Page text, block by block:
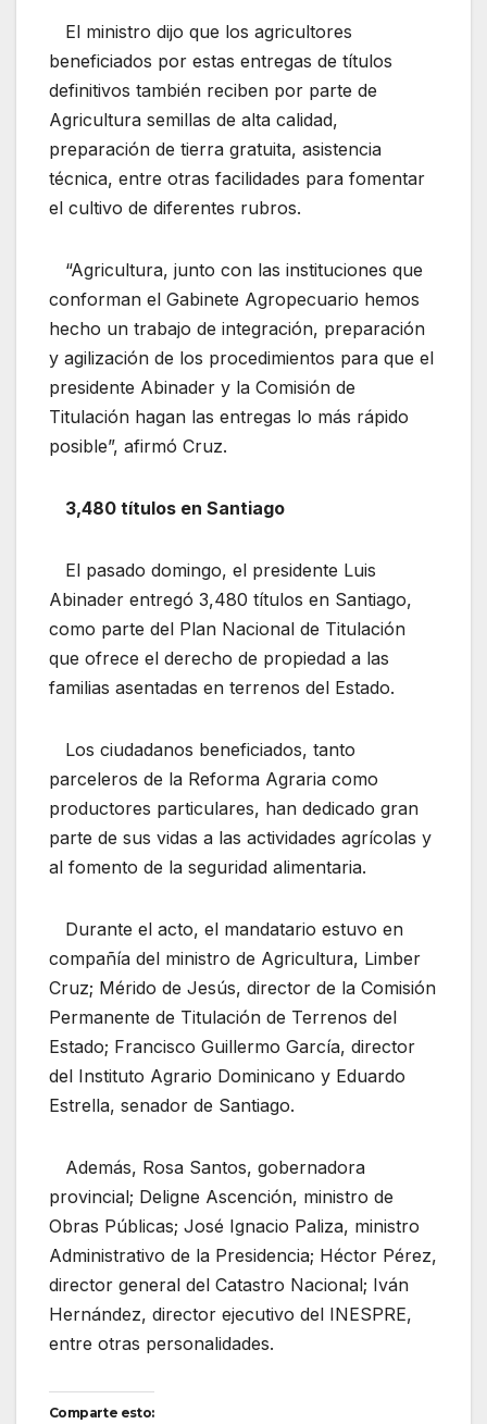
El ministro dijo que los agricultores
beneficiados por estas entregas de títulos
definitivos también reciben por parte de
Agricultura semillas de alta calidad,
preparación de tierra gratuita, asistencia
técnica, entre otras facilidades para fomentar
el cultivo de diferentes rubros.
“Agricultura, junto con las instituciones que
conforman el Gabinete Agropecuario hemos
hecho un trabajo de integración, preparación
y agilización de los procedimientos para que el
presidente Abinader y la Comisión de
Titulación hagan las entregas lo más rápido
posible”, afirmó Cruz.
3,480 títulos en Santiago
El pasado domingo, el presidente Luis
Abinader entregó 3,480 títulos en Santiago,
como parte del Plan Nacional de Titulación
que ofrece el derecho de propiedad a las
familias asentadas en terrenos del Estado.
Los ciudadanos beneficiados, tanto
parceleros de la Reforma Agraria como
productores particulares, han dedicado gran
parte de sus vidas a las actividades agrícolas y
al fomento de la seguridad alimentaria.
Durante el acto, el mandatario estuvo en
compañía del ministro de Agricultura, Limber
Cruz; Mérido de Jesús, director de la Comisión
Permanente de Titulación de Terrenos del
Estado; Francisco Guillermo García, director
del Instituto Agrario Dominicano y Eduardo
Estrella, senador de Santiago.
Además, Rosa Santos, gobernadora
provincial; Deligne Ascención, ministro de
Obras Públicas; José Ignacio Paliza, ministro
Administrativo de la Presidencia; Héctor Pérez,
director general del Catastro Nacional; Iván
Hernández, director ejecutivo del INESPRE,
entre otras personalidades.
Comparte esto: